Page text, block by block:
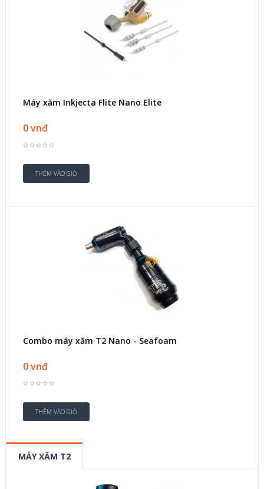
Máy xăm Inkjecta Flite Nano Elite
0 vnđ
Combo máy xăm T2 Nano - Seafoam
0 vnđ
MÁY XĂM T2